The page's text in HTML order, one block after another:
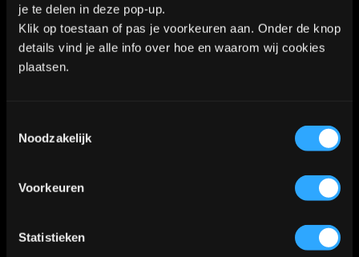
je te delen in deze pop-up.
Klik op toestaan of pas je voorkeuren aan. Onder de knop
details vind je alle info over hoe en waarom wij cookies
plaatsen.
Noodzakelijk
Voorkeuren
Statistieken
KVK nummer: 90552571 | BTW nummer: NL002036941B22 |
Copyright © 2018-2026 |
Klikhier